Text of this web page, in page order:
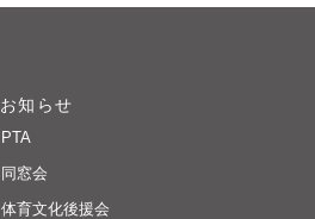
お知らせ
PTA
同窓会
体育文化後援会